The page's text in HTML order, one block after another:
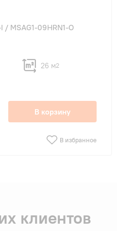
/ MSAG1-09HRN1-O
26 м2
В корзину
В избранное
клиентов